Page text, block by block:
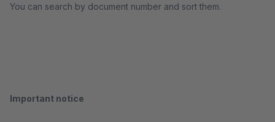
You can search by document number and sort them.
Important notice